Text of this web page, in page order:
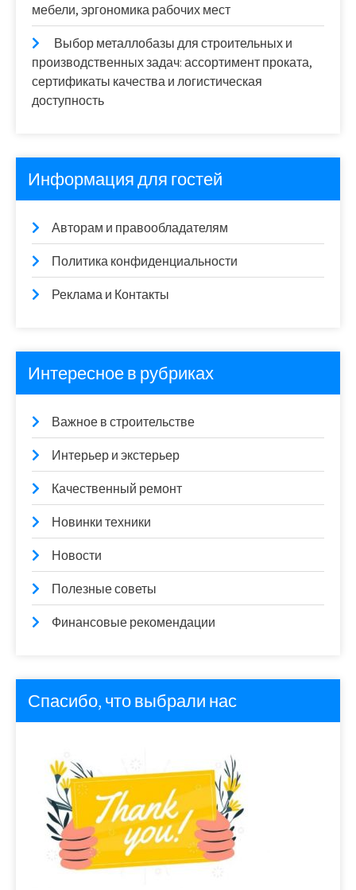
мебели, эргономика рабочих мест
Выбор металлобазы для строительных и
производственных задач: ассортимент проката,
сертификаты качества и логистическая
доступность
Информация для гостей
Авторам и правообладателям
Политика конфиденциальности
Реклама и Контакты
Интересное в рубриках
Важное в строительстве
Интерьер и экстерьер
Качественный ремонт
Новинки техники
Новости
Полезные советы
Финансовые рекомендации
Спасибо, что выбрали нас